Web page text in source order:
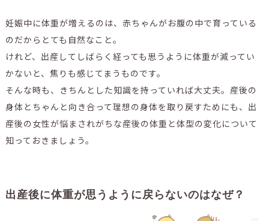
妊娠中に体重が増えるのは、赤ちゃんがお腹の中で育っている
のだからとても自然なこと。
けれど、出産してしばらく経っても思うように体重が減ってい
かないと、焦りも感じてまうものです。
そんな時も、きちんとした知識を持っていれば大丈夫。産後の
身体とちゃんと向き合って理想の身体を取り戻すためにも、出
産後の女性が悩まされがちな産後の体重と体型の変化について
知っておきましょう。
出産後に体重が思うように戻らないのはなぜ？